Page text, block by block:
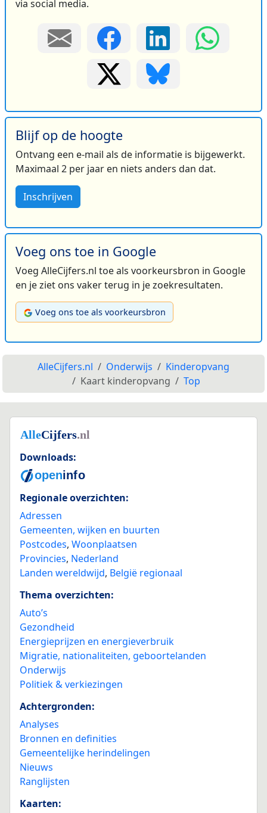
via social media.
Blijf op de hoogte
Ontvang een e-mail als de informatie is bijgewerkt.
Maximaal 2 per jaar en niets anders dan dat.
Inschrijven
Voeg ons toe in Google
Voeg AlleCijfers.nl toe als voorkeursbron in Google
en je ziet ons vaker terug in je zoekresultaten.
Voeg ons toe als voorkeursbron
AlleCijfers.nl Onderwijs
Kinderopvang
Kaart kinderopvang
Top
Downloads:
Regionale overzichten:
Adressen
Gemeenten, wijken en buurten
Postcodes, Woonplaatsen
Provincies, Nederland
Landen wereldwijd, België regionaal
Thema overzichten:
Auto’s
Gezondheid
Energieprijzen en energieverbruik
Migratie, nationaliteiten, geboortelanden
Onderwijs
Politiek & verkiezingen
Achtergronden:
Analyses
Bronnen en definities
Gemeentelijke herindelingen
Nieuws
Ranglijsten
Kaarten: